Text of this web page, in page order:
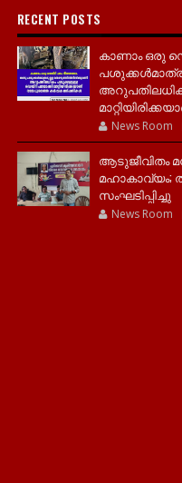
RECENT POSTS
കാണാം ഒരു
News Room
ആടുജീവിതം
മഹാകാവ്യം;
സംഘടിപ്പിച്ചു
News Room